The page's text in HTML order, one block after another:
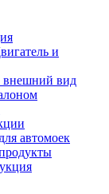
и
внешний вид
автомоек